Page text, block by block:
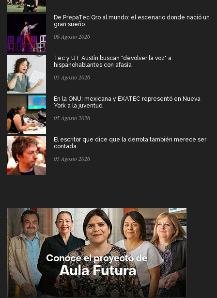
De PrepaTec Qro al mundo: el escenario donde nació un
gran sueño
06 Agosto 2026
Tec y UT Austin buscan "devolver la voz" a
hispanohablantes con afasia
05 Agosto 2026
En la ONU: mexicana y EXATEC representó en Nueva
York a la juventud
05 Agosto 2026
El escritor que dice que la derrota también merece ser
contada
05 Agosto 2026